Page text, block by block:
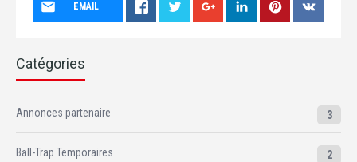
EMAIL
Catégories
Annonces partenaire 3
Ball-Trap Temporaires 2